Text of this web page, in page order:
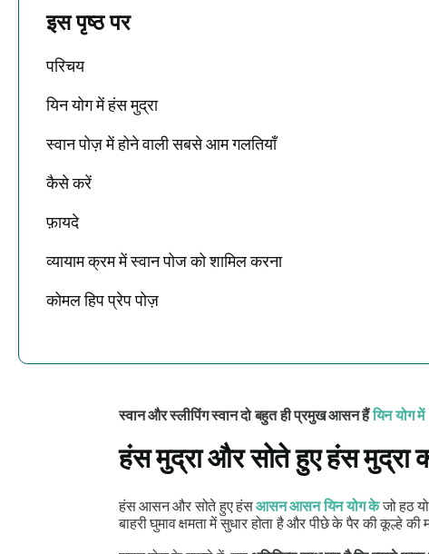
इस पृष्ठ पर
परिचय
यिन योग में हंस मुद्रा
स्वान पोज़ में होने वाली सबसे आम गलतियाँ
कैसे करें
फ़ायदे
व्यायाम क्रम में स्वान पोज को शामिल करना
कोमल हिप प्रेप पोज़
स्वान और स्लीपिंग स्वान दो बहुत ही प्रमुख आसन हैंयिन योग में
हंस मुद्रा और सोते हुए हंस मुद्रा
हंस आसन और सोते हुए हंसआसनआसन यिन योग केजो हठ
बाहरी घुमाव क्षमता में सुधार होता है और पीछे के पैर की कूल्हे